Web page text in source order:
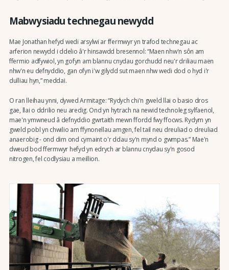
Mabwysiadu technegau newydd
Mae Jonathan hefyd wedi arsylwi ar ffermwyr yn trafod technegau ac
arferion newydd i ddelio â'r hinsawdd bresennol: “Maen nhw'n sôn am
ffermio adfywiol, yn gofyn am blannu cnydau gorchudd neu'r driliau maen
nhw'n eu defnyddio, gan ofyn i'w gilydd sut maen nhw wedi dod o hyd i'r
dulliau hyn,” meddai.
O ran lleihau ynni, dywed Armitage: “Rydych chi'n gweld llai o basio dros
gae, llai o ddrilio neu aredig. Ond yn hytrach na newid technoleg sylfaenol,
mae'n ymwneud â defnyddio gwrtaith mewn ffordd fwy ffocws. Rydym yn
gweld pobl yn chwilio am ffynonellau amgen, fel tail neu dreuliad o dreuliad
anaerobig - ond dim ond cymaint o'r ddau sy'n mynd o gwmpas.” Mae'n
dweud bod ffermwyr hefyd yn edrych ar blannu cnydau sy'n gosod
nitrogen, fel codlysiau a meillion.